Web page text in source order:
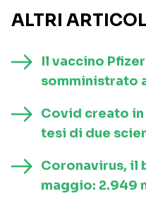
ALTRI
Il vaccino
somministrato
Covid creato
tesi di due
Coronavirus, il
maggio: 2.949